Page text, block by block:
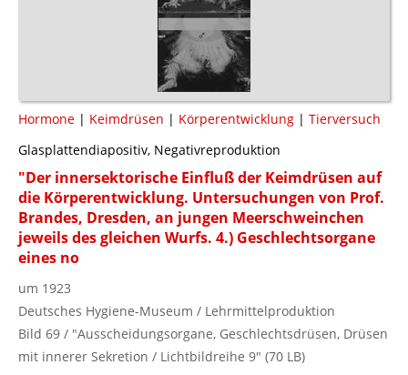
Hormone | Keimdrüsen | Körperentwicklung | Tierversuch
Glasplattendiapositiv, Negativreproduktion
"Der innersektorische Einfluß der Keimdrüsen auf
die Körperentwicklung. Untersuchungen von Prof.
Brandes, Dresden, an jungen Meerschweinchen
jeweils des gleichen Wurfs. 4.) Geschlechtsorgane
eines no
um 1923
Deutsches Hygiene-Museum / Lehrmittelproduktion
Bild 69 / "Ausscheidungsorgane, Geschlechtsdrüsen, Drüsen
mit innerer Sekretion / Lichtbildreihe 9" (70 LB)